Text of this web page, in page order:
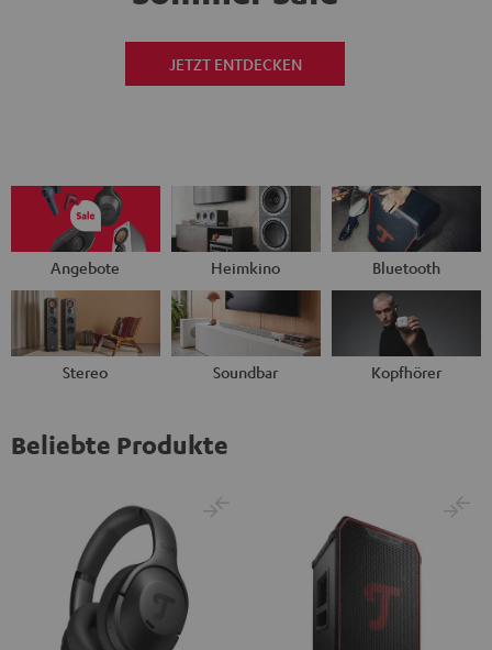
JETZT ENTDECKEN
Angebote Heimkino Bluetooth
Stereo Soundbar Kopfhörer
Beliebte Produkte